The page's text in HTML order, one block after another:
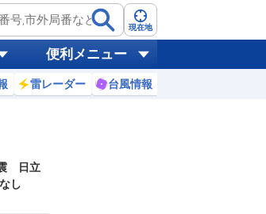
現在地
便利メニュー
雷レーダー 台風情報
日立
し